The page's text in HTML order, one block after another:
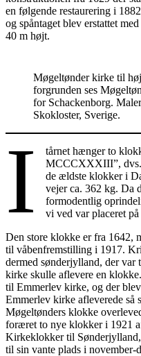
en følgende restaurering i
og spåntaget blev erstattet
40 m højt.
Møgeltønder kirke til
forgrunden ses
for Schackenborg.
Skokloster, Sverige.
I
tårnet hænger to
MCCCXXXIII”, dvs.
de ældste klokker i
vejer ca. 362 kg. Da
formodentlig
vi ved var placeret
Den store klokke er fra 1642,
til våbenfremstilling i 1917.
dermed sønderjylland, der var
kirke skulle aflevere en
til Emmerlev kirke, og der
Emmerlev kirke afleverede
Møgeltønders klokke
foræret to nye klokker i 1921
Kirkeklokker til
til sin vante plads i november-